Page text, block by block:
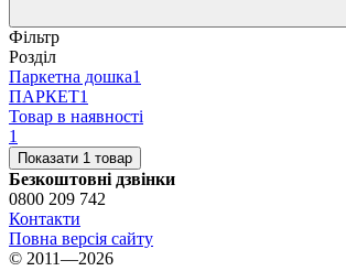
Фільтр
Розділ
Паркетна дошка1
ПАРКЕТ1
Товар в наявності
1
Показати 1 товар
Безкоштовні дзвінки
0800 209 742
Контакти
Повна версія сайту
© 2011—2026